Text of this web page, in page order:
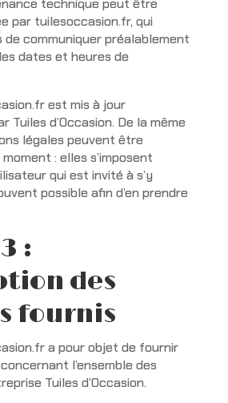
par tuilesoccasion.fr, qui
de communiquer préalablement
dates et heures de
est mis à jour
Tuiles d’Occasion. De la même
légales peuvent être
: elles s’imposent
qui est invité à s’y
possible afin d’en prendre
:
des
fournis
a pour objet de fournir
l’ensemble des
Tuiles d’Occasion.